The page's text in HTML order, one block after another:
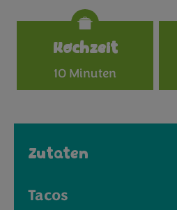
Kochzeit
10 Minuten
Zutaten
Tacos